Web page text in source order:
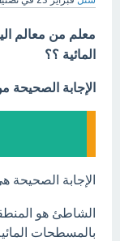
معلم من معالم
المائية ؟؟
الإجابة الصحيحة
الإجابة الصحيحة
الشاطئ هو
بالمسطحات